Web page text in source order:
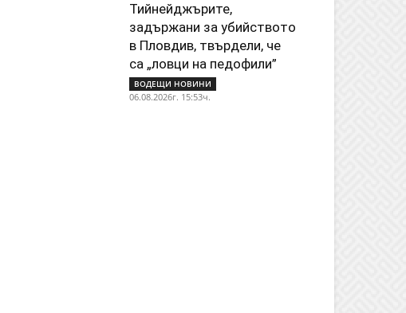
Тийнейджърите,
задържани за убийството
в Пловдив, твърдели, че
са „ловци на педофили”
ВОДЕЩИ НОВИНИ
06.08.2026г. 15:53ч.